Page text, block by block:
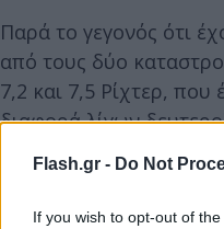
Flash.gr - Do Not
If you wish to opt-out of
Παρά το γεγονός ότι
από τους δύο
7,2 και 7,5 Ρίχτερ,
διαφορά λίγων
«Ναι, είναι